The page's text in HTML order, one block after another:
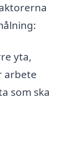
yta,
arbete
som ska